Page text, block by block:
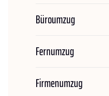
Büroumzug
Fernumzug
Firmenumzug